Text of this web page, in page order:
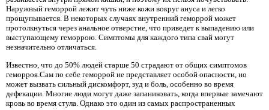
Наружный геморрой лежит чуть ниже кожи вокруг ануса и легко
прощупывается. В некоторых случаях внутренний геморрой может
протолкнуться через анальное отверстие, что приведет к выпадению или
выступающему геморрою. Симптомы для каждого типа свай могут
незначительно отличаться.
Известно, что до 50% людей старше 50 страдают от общих симптомов
геморроя.Сам по себе геморрой не представляет особой опасности, но
может вызвать сильный дискомфорт, зуд и боль, особенно во время
дефекации. Многие люди могут даже запаниковать, когда впервые замечают
кровь во время стула. Однако это один из самых распространенных